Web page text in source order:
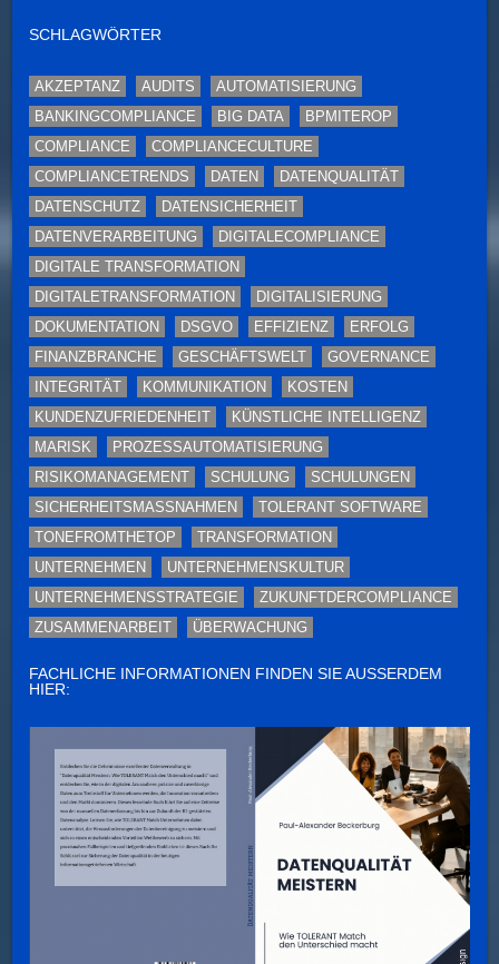
SCHLAGWÖRTER
AKZEPTANZ AUDITS
AUTOMATISIERUNG
BANKINGCOMPLIANCE
BIG DATA
BPMITEROP
COMPLIANCE
COMPLIANCECULTURE
COMPLIANCETRENDS
DATEN
DATENQUALITÄT
DATENSCHUTZ
DATENSICHERHEIT
DATENVERARBEITUNG
DIGITALECOMPLIANCE
DIGITALE TRANSFORMATION
DIGITALETRANSFORMATION
DIGITALISIERUNG
DOKUMENTATION
DSGVO EFFIZIENZ
ERFOLG
FINANZBRANCHE
GESCHÄFTSWELT
GOVERNANCE
INTEGRITÄT
KOMMUNIKATION
KOSTEN
KUNDENZUFRIEDENHEIT
KÜNSTLICHE INTELLIGENZ
MARISK
PROZESSAUTOMATISIERUNG
RISIKOMANAGEMENT
SCHULUNG
SCHULUNGEN
SICHERHEITSMASSNAHMEN
TOLERANT SOFTWARE
TONEFROMTHETOP
TRANSFORMATION
UNTERNEHMEN
UNTERNEHMENSKULTUR
UNTERNEHMENSSTRATEGIE
ZUKUNFTDERCOMPLIANCE
ZUSAMMENARBEIT
ÜBERWACHUNG
FACHLICHE INFORMATIONEN FINDEN SIE AUSSERDEM H
IER: